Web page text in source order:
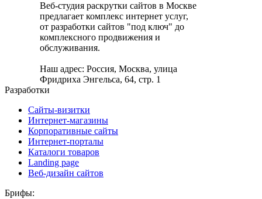
Веб-студия раскрутки сайтов в Москве
предлагает комплекс интернет услуг,
от разработки сайтов "под ключ" до
комплексного продвижения и
обслуживания.
Наш адрес: Россия, Москва, улица
Фридриха Энгельса, 64, стр. 1
Разработки
Сайты-визитки
Интернет-магазины
Корпоративные сайты
Интернет-порталы
Каталоги товаров
Landing page
Веб-дизайн сайтов
Брифы: